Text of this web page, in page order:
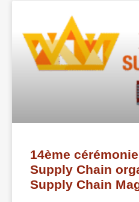
14ème
Supply Chain
Supply Chain